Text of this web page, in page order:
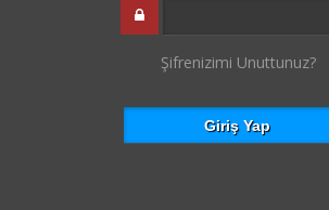
Şifrenizimi Unuttunuz?